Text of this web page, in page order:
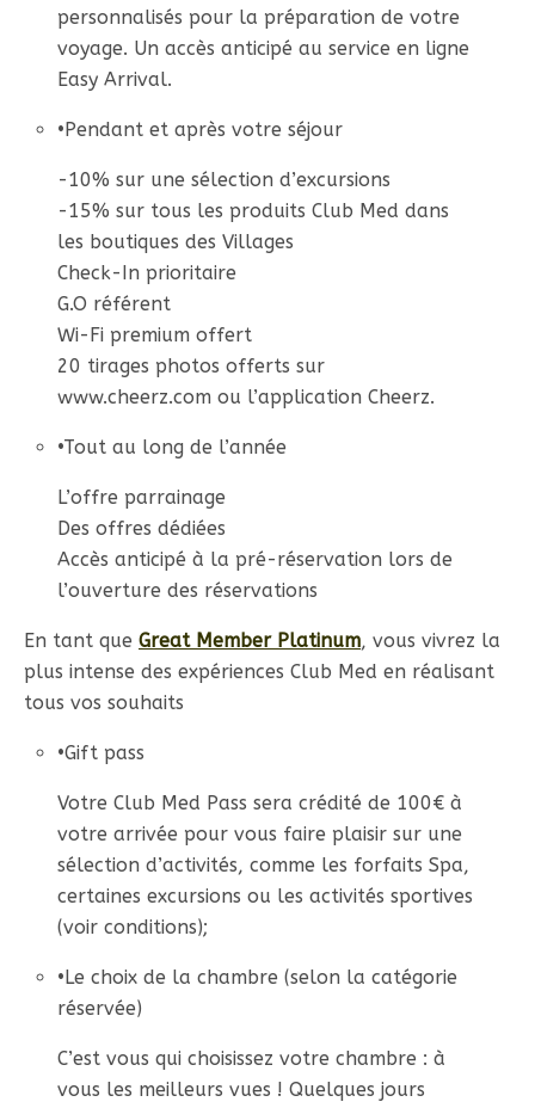
personnalisés pour la préparation de votre
voyage. Un accès anticipé au service en ligne
Easy Arrival.
•Pendant et après votre séjour
-10% sur une sélection d’excursions
-15% sur tous les produits Club Med dans
les boutiques des Villages
Check-In prioritaire
G.O référent
Wi-Fi premium offert
20 tirages photos offerts sur
www.cheerz.com ou l’application Cheerz.
•Tout au long de l’année
L’offre parrainage
Des offres dédiées
Accès anticipé à la pré-réservation lors de
l’ouverture des réservations
En tant que Great Member Platinum, vous vivrez la
plus intense des expériences Club Med en réalisant
tous vos souhaits
•Gift pass
Votre Club Med Pass sera crédité de 100€ à
votre arrivée pour vous faire plaisir sur une
sélection d’activités, comme les forfaits Spa,
certaines excursions ou les activités sportives
(voir conditions);
•Le choix de la chambre (selon la catégorie
réservée)
C’est vous qui choisissez votre chambre : à
vous les meilleurs vues ! Quelques jours